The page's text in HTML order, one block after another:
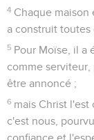
4 Chaque maison
a construit toutes
5 Pour Moïse, il a
comme
être annoncé ;
6 mais Christ l'est
c'est nous,
confiance et